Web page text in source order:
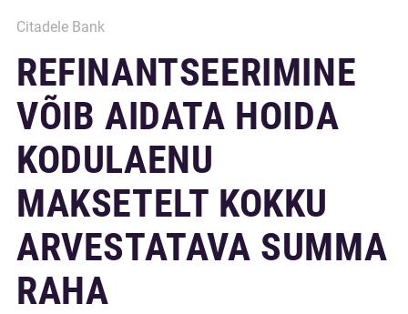
Citadele Bank
REFINANTSEERIMINE
VÕIB AIDATA HOIDA
KODULAENU
MAKSETELT KOKKU
ARVESTATAVA SUMMA
RAHA